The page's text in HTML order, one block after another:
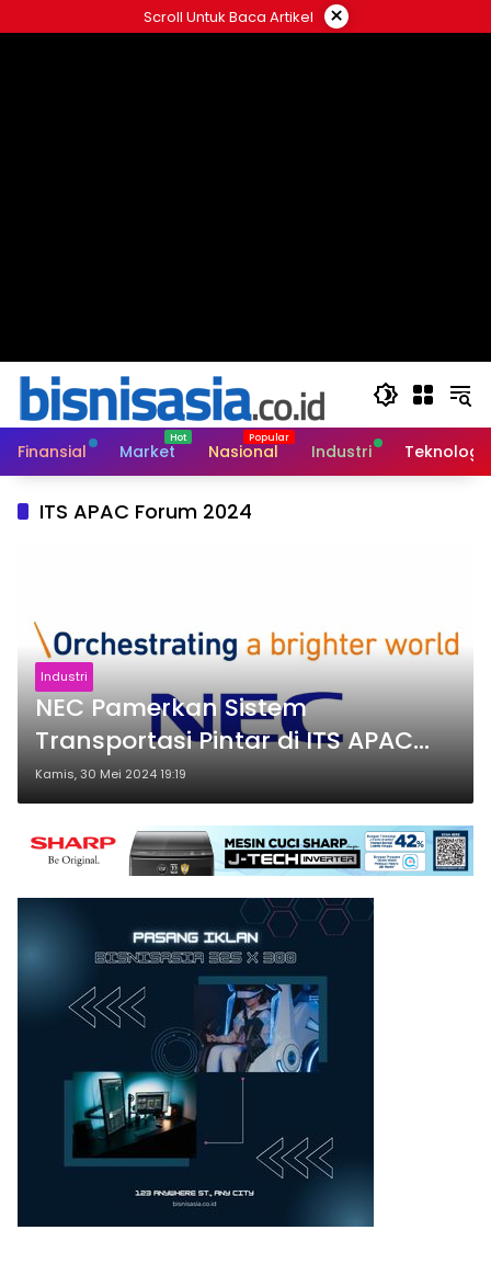
ke
Scroll Untuk Baca Artikel ×
Finansial Market Nasional Industri Teknologi
ITS APAC Forum 2024
Industri
NEC Pamerkan Sistem
Transportasi Pintar di ITS APAC
Forum 2024
Kamis, 30 Mei 2024 19:19